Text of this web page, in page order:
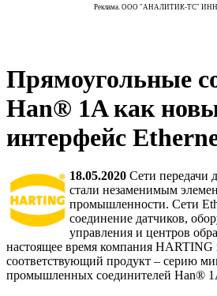
Реклама. ООО "АНАЛИТИК-ТС" ИНН
Прямоугольные
Han® 1A как
интерфейс
18.05.2020 Сети передачи
стали незаменимым
промышленности. Сети
соединение датчиков,
управления и центров
настоящее время компания HARTING
соответствующий продукт – серию
промышленных соединителей Han®